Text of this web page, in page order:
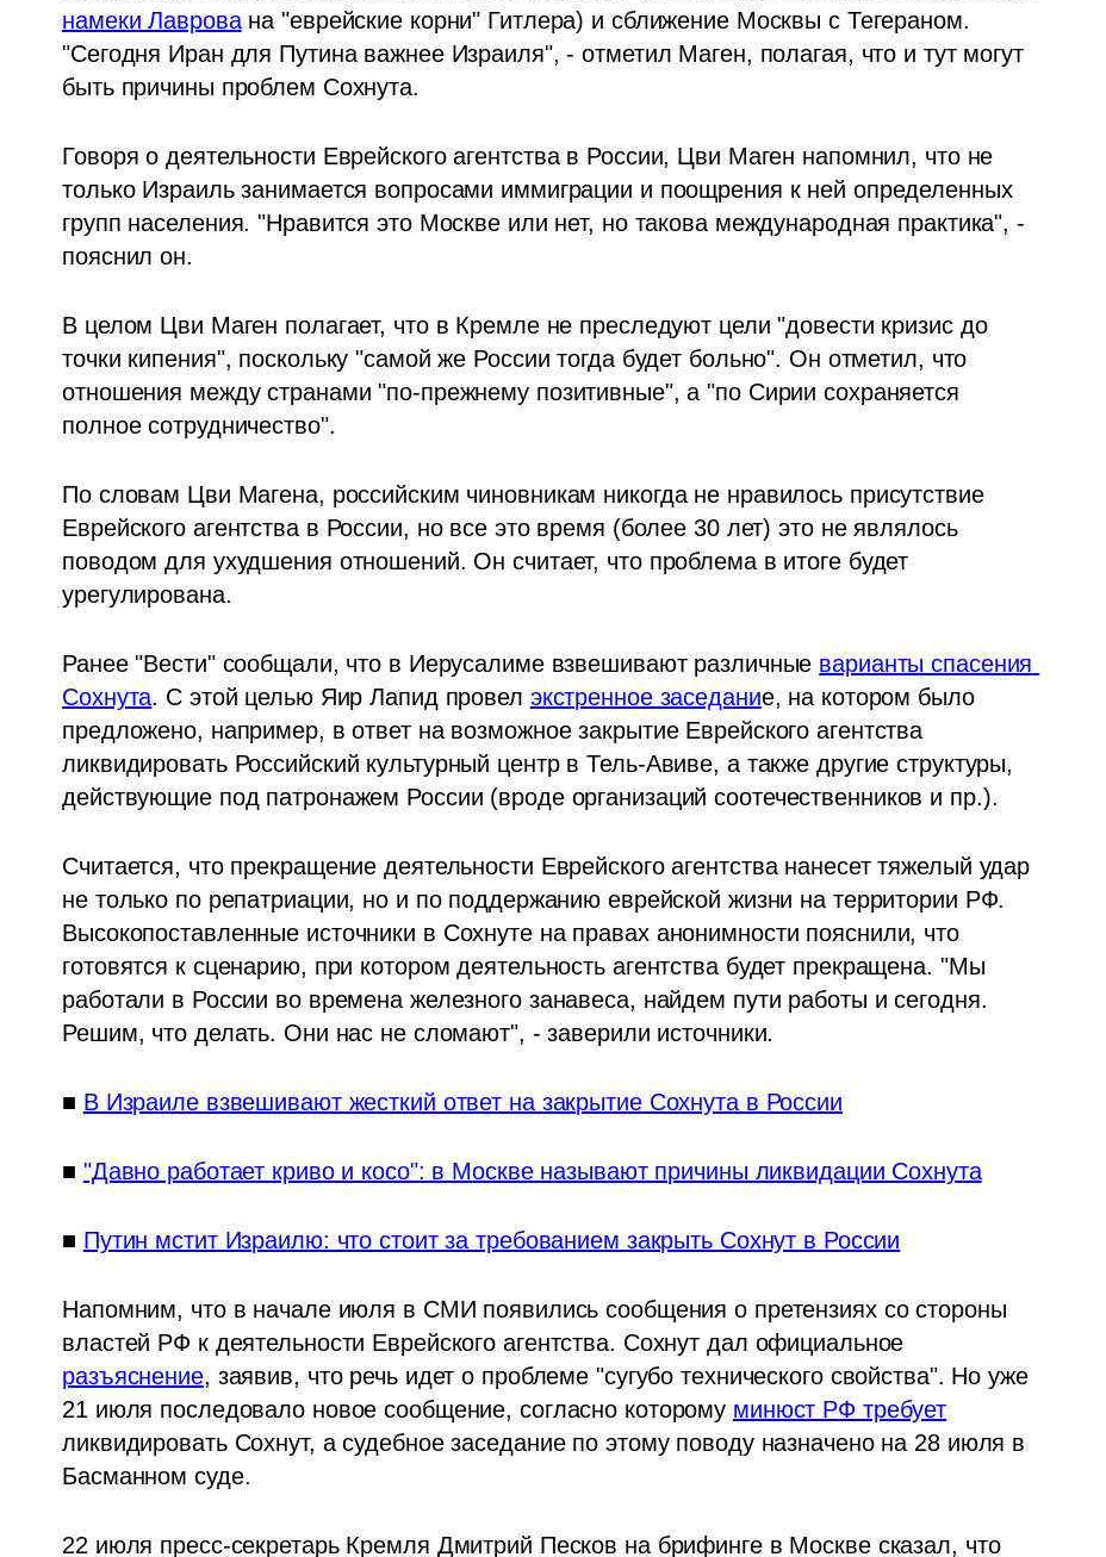
намеки Лаврова на "еврейские корни" Гитлера) и сближение Москвы с Тегераном.
"Сегодня Иран для Путина важнее Израиля", - отметил Маген, полагая, что и тут могут
быть причины проблем Сохнута.
Говоря о деятельности Еврейского агентства в России, Цви Маген напомнил, что не
только Израиль занимается вопросами иммиграции и поощрения к ней определенных
групп населения. "Нравится это Москве или нет, но такова международная практика", -
пояснил он.
В целом Цви Маген полагает, что в Кремле не преследуют цели "довести кризис до
точки кипения", поскольку "самой же России тогда будет больно". Он отметил, что
отношения между странами "по-прежнему позитивные", а "по Сирии сохраняется
полное сотрудничество".
По словам Цви Магена, российским чиновникам никогда не нравилось присутствие
Еврейского агентства в России, но все это время (более 30 лет) это не являлось
поводом для ухудшения отношений. Он считает, что проблема в итоге будет
урегулирована.
Ранее "Вести" сообщали, что в Иерусалиме взвешивают различные варианты спасения
Сохнута. С этой целью Яир Лапид провел экстренное заседание, на котором было
предложено, например, в ответ на возможное закрытие Еврейского агентства
ликвидировать Российский культурный центр в Тель-Авиве, а также другие структуры,
действующие под патронажем России (вроде организаций соотечественников и пр.).
Считается, что прекращение деятельности Еврейского агентства нанесет тяжелый удар
не только по репатриации, но и по поддержанию еврейской жизни на территории РФ.
Высокопоставленные источники в Сохнуте на правах анонимности пояснили, что
готовятся к сценарию, при котором деятельность агентства будет прекращена. "Мы
работали в России во времена железного занавеса, найдем пути работы и сегодня.
Решим, что делать. Они нас не сломают", - заверили источники.
■ В Израиле взвешивают жесткий ответ на закрытие Сохнута в России
■ "Давно работает криво и косо": в Москве называют причины ликвидации Сохнута
■ Путин мстит Израилю: что стоит за требованием закрыть Сохнут в России
Напомним, что в начале июля в СМИ появились сообщения о претензиях со стороны
разъяснение, заявив, что речь идет о проблеме "сугубо технического свойства". Но уже
21 июля последовало новое сообщение, согласно которому минюст РФ требует
ликвидировать Сохнут, а судебное заседание по этому поводу назначено на 28 июля в
Басманном суде.
22 июля пресс-секретарь Кремля Дмитрий Песков на брифинге в Москве сказал, что